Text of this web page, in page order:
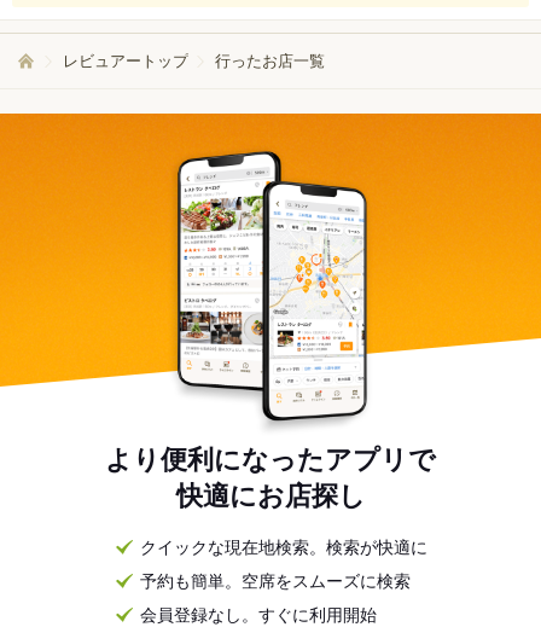
レビュアートップ 行ったお店一覧
より便利になったアプリで
快適にお店探し
クイックな現在地検索。検索が快適に
予約も簡単。空席をスムーズに検索
会員登録なし。すぐに利用開始